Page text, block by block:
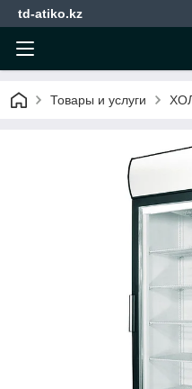
td-atiko.kz
Товары и услуги